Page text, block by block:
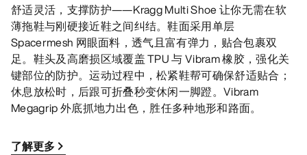
舒适灵活，支撑防护——Kragg Multi Shoe 让你无需在软
薄拖鞋与刚硬接近鞋之间纠结。鞋面采用单层
Spacermesh 网眼面料，透气且富有弹力，贴合包裹双
足。鞋头及高磨损区域覆盖 TPU 与 Vibram 橡胶，强化关
键部位的防护。运动过程中，松紧鞋帮可确保舒适贴合；
休息放松时，后跟可折叠秒变休闲一脚蹬。Vibram
Megagrip 外底抓地力出色，胜任多种地形和路面。
了解更多